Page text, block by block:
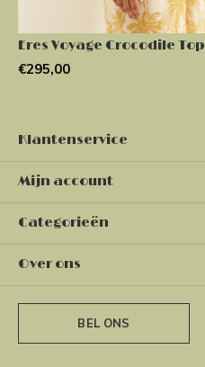
Eres Voyage Crocodile Top
€295,00
Klantenservice
Mijn account
Categorieën
Over ons
BEL ONS